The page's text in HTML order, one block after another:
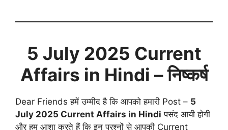
5 July 2025 Current
Affairs in Hindi – निष्कर्ष
Dear Friends हमें उम्मीद है कि आपको हमारी Post – 5
July 2025 Current Affairs in Hindi पसंद आयी होगी
और हम आशा करते हैं कि इन प्रश्नों से आपकी Current